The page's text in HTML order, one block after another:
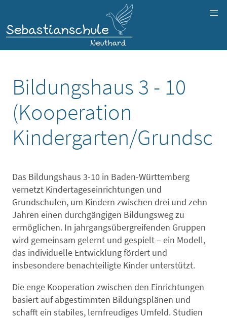
Bildungshaus 3 - 10
(Kooperation
Kindergarten/
Das Bildungshaus 3-10 in Baden-Württemberg
vernetzt Kindertageseinrichtungen und
Grundschulen, um Kindern zwischen drei und zehn
Jahren einen durchgängigen Bildungsweg zu
ermöglichen. In jahrgangsübergreifenden Gruppen
wird gemeinsam gelernt und gespielt – ein Modell,
das individuelle Entwicklung fördert und
insbesondere benachteiligte Kinder unterstützt.
Die enge Kooperation zwischen den Einrichtungen
basiert auf abgestimmten Bildungsplänen und
schafft ein stabiles, lernfreudiges Umfeld. Studien